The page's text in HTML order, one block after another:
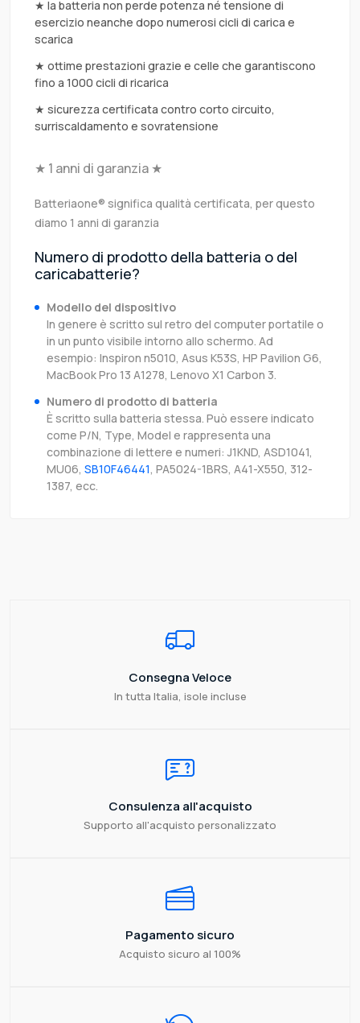
★ la batteria non perde potenza né tensione di
esercizio neanche dopo numerosi cicli di carica e
scarica
★ ottime prestazioni grazie e celle che garantiscono
fino a 1000 cicli di ricarica
★ sicurezza certificata contro corto circuito,
surriscaldamento e sovratensione
★ 1 anni di garanzia ★
Batteriaone® significa qualità certificata, per questo
diamo 1 anni di garanzia
Numero di prodotto della batteria o del
caricabatterie?
Modello del dispositivo
In genere è scritto sul retro del computer portatile o
in un punto visibile intorno allo schermo. Ad
esempio: Inspiron n5010, Asus K53S, HP Pavilion G6,
MacBook Pro 13 A1278, Lenovo X1 Carbon 3.
Numero di prodotto di batteria
È scritto sulla batteria stessa. Può essere indicato
come P/N, Type, Model e rappresenta una
combinazione di lettere e numeri: J1KND, ASD1041,
MU06, SB10F46441, PA5024-1BRS, A41-X550, 312-
1387, ecc.
Consegna Veloce
In tutta Italia, isole incluse
Consulenza all'acquisto
Supporto all'acquisto personalizzato
Pagamento sicuro
Acquisto sicuro al 100%